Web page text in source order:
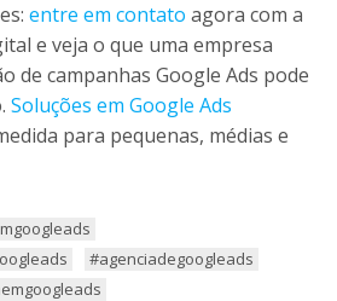
entre em contato agora com a
e veja o que uma empresa
de campanhas Google Ads pode
Soluções em Google Ads
para pequenas, médias e
#agenciadegoogleads